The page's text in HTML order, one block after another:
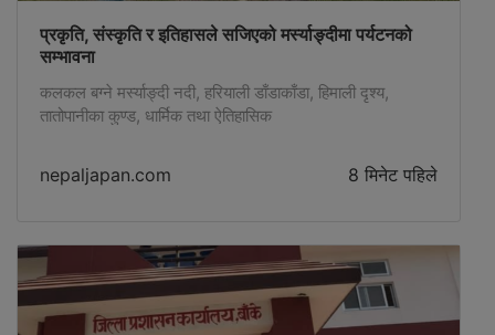
प्रकृति, संस्कृति र इतिहासले सजिएको मर्स्याङ्दीमा पर्यटनको
सम्भावना
कलकल बग्ने मर्स्याङ्दी नदी, हरियाली डाँडाकाँडा, हिमाली दृश्य,
तातोपानीका कुण्ड, धार्मिक तथा ऐतिहासिक
nepaljapan.com 8 मिनेट पहिले